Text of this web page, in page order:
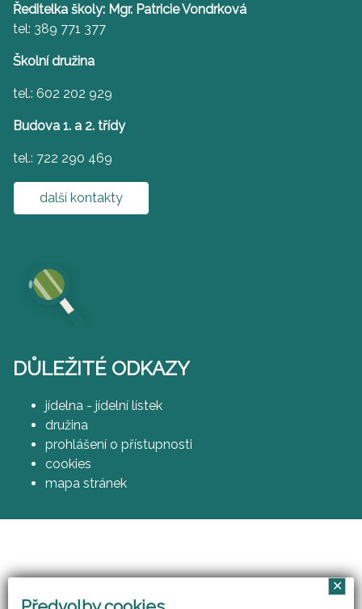
Ředitelka školy: Mgr. Patricie Vondrková
tel: 389 771 377
Školní družina
tel.: 602 202 929
Budova 1. a 2. třídy
tel.: 722 290 469
další kontakty
DŮLEŽITÉ ODKAZY
jídelna - jídelní lístek
družina
prohlášení o přístupnosti
cookies
mapa stránek
✕